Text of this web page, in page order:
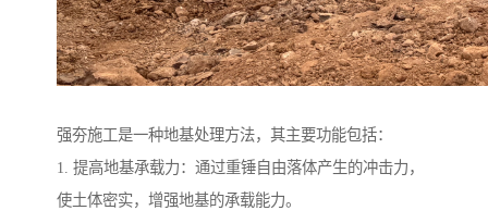
强夯施工是一种地基处理方法，其主要功能包括：
1. 提高地基承载力：通过重锤自由落体产生的冲击力，
使土体密实，增强地基的承载能力。